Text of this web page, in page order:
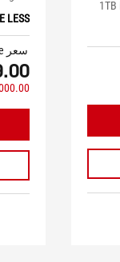
LESS
سعر ASUS estore